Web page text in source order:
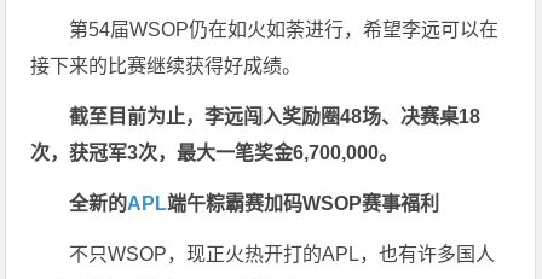
第54届WSOP仍在如火如荼进行，希望李远可以在
接下来的比赛继续获得好成绩。
截至目前为止，李远闯入奖励圈48场、决赛桌18
次，获冠军3次，最大一笔奖金6,700,000。
全新的APL端午粽霸赛加码WSOP赛事福利
不只WSOP，现正火热开打的APL，也有许多国人